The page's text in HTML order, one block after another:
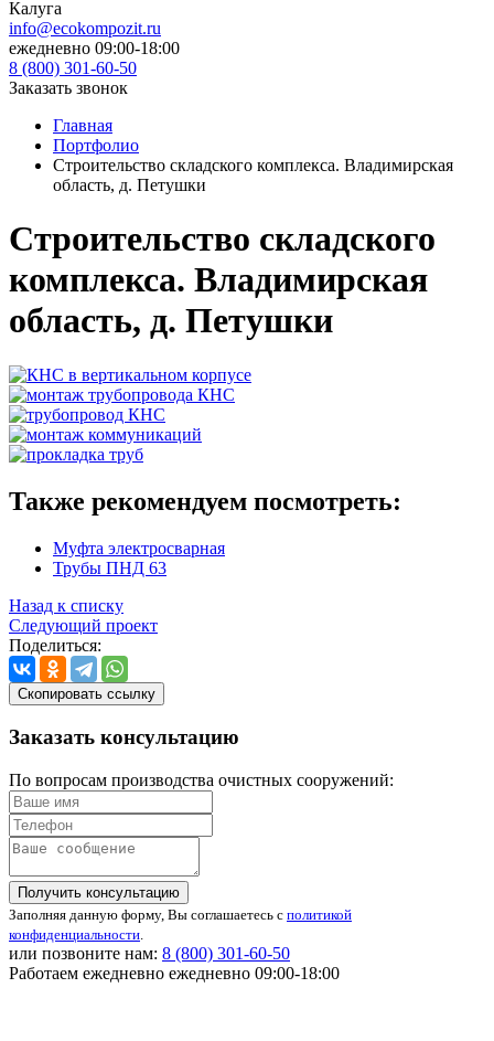
Калуга
info@ecokompozit.ru
ежедневно 09:00-18:00
8 (800) 301-60-50
Заказать звонок
Главная
Портфолио
Строительство складского комплекса. Владимирская
область, д. Петушки
Строительство складского
комплекса. Владимирская
область, д. Петушки
Также рекомендуем посмотреть:
Муфта электросварная
Трубы ПНД 63
Назад к списку
Следующий проект
Поделиться:
Скопировать ссылку
Заказать консультацию
По вопросам производства очистных сооружений:
Получить консультацию
Заполняя данную форму, Вы соглашаетесь с политикой
конфиденциальности.
или позвоните нам: 8 (800) 301-60-50
Работаем ежедневно ежедневно 09:00-18:00